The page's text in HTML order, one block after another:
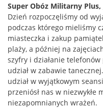
Super Obóz Militarny Plus,
Dzień rozpoczęliśmy od
podczas którego mieliśmy
miasteczka i zakup
plaży, a później na
szyfry i działanie
udział w zabawie
udział w wyjątkowym
przeniósł nas w niezwykłe
niezapomnianych wrażeń.